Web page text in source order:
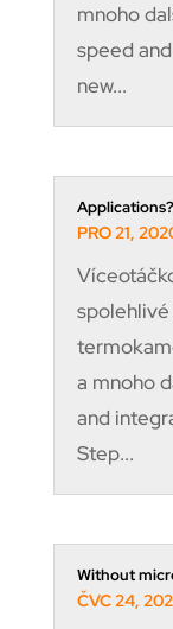
mnoho
speed
new...
PRO 21,
a mnoho
and
Step...
Without
ČVC 24,